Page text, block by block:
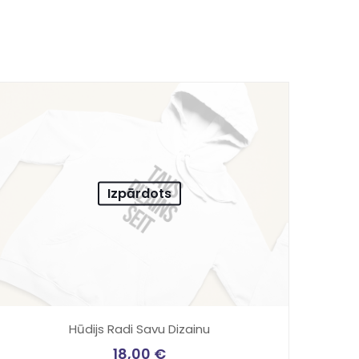
Izpārdots
Hūdijs Radi Savu Dizainu
18,00 €